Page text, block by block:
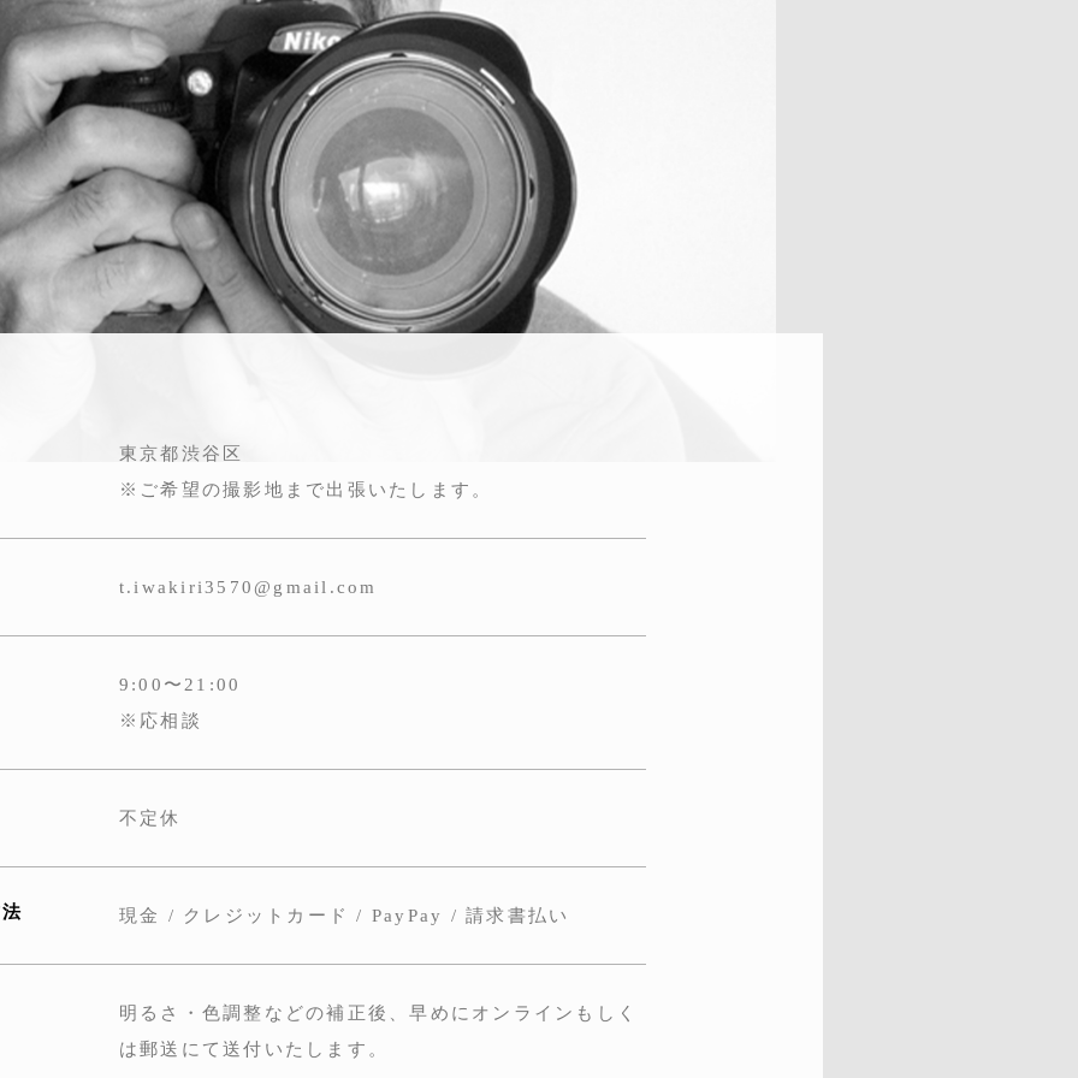
東京都渋谷区
※ご希望の撮影地まで出張いたします。
t.iwakiri3570@gmail.com
9:00〜21:00
※応相談
不定休
現金 / クレジットカード / PayPay / 請求書払い
明るさ・色調整などの補正後、早めにオンラインもしく
は郵送にて送付いたします。